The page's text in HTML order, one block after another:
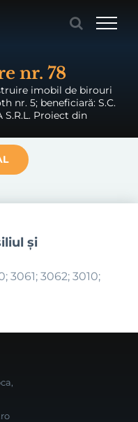
nr. 78
imobil de birouri
nr. 5; beneficiară: S.C.
S.R.L. Proiect din
şi
3061; 3062; 3010;